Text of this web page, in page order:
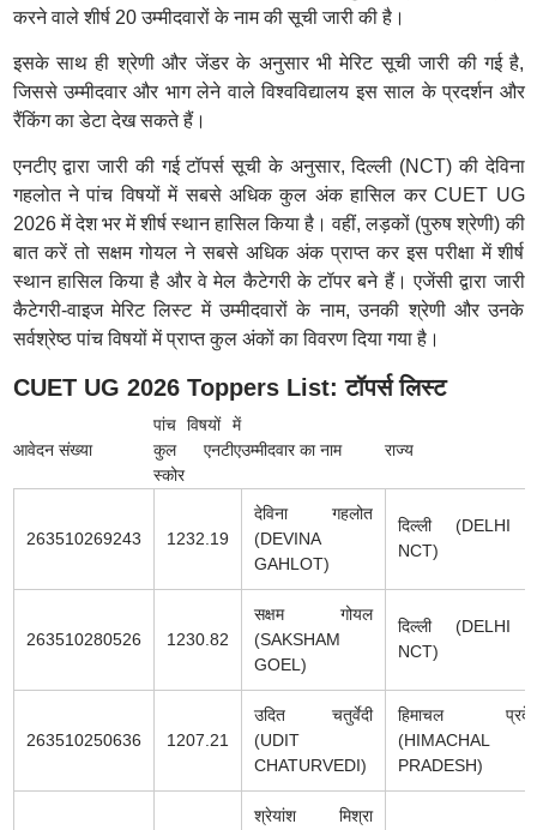
करने वाले शीर्ष 20 उम्मीदवारों के नाम की सूची जारी की है।
इसके साथ ही श्रेणी और जेंडर के अनुसार भी मेरिट सूची जारी की गई है,
जिससे उम्मीदवार और भाग लेने वाले विश्वविद्यालय इस साल के प्रदर्शन और
रैंकिंग का डेटा देख सकते हैं।
एनटीए द्वारा जारी की गई टॉपर्स सूची के अनुसार, दिल्ली (NCT) की देविना
गहलोत ने पांच विषयों में सबसे अधिक कुल अंक हासिल कर CUET UG
2026 में देश भर में शीर्ष स्थान हासिल किया है। वहीं, लड़कों (पुरुष श्रेणी) की
बात करें तो सक्षम गोयल ने सबसे अधिक अंक प्राप्त कर इस परीक्षा में शीर्ष
स्थान हासिल किया है और वे मेल कैटेगरी के टॉपर बने हैं। एजेंसी द्वारा जारी
कैटेगरी-वाइज मेरिट लिस्ट में उम्मीदवारों के नाम, उनकी श्रेणी और उनके
सर्वश्रेष्ठ पांच विषयों में प्राप्त कुल अंकों का विवरण दिया गया है।
CUET UG 2026 Toppers List: टॉपर्स लिस्ट
आवेदन संख्या
पांच विषयों में
कुल एनटीए
स्कोर
उम्मीदवार का नाम राज्य
263510269243 1232.19
देविना गहलोत
(DEVINA
GAHLOT)
दिल्ली (DELHI
NCT)
263510280526 1230.82
सक्षम गोयल
(SAKSHAM
GOEL)
दिल्ली (DELHI
NCT)
263510250636 1207.21
उदित चतुर्वेदी
(UDIT
CHATURVEDI)
हिमाचल
(HIMACHAL
PRADESH)
श्रेयांश मिश्रा